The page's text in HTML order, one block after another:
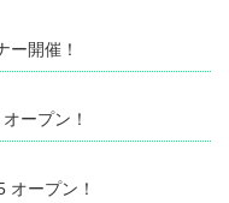
ー開催！
ープン！
オープン！